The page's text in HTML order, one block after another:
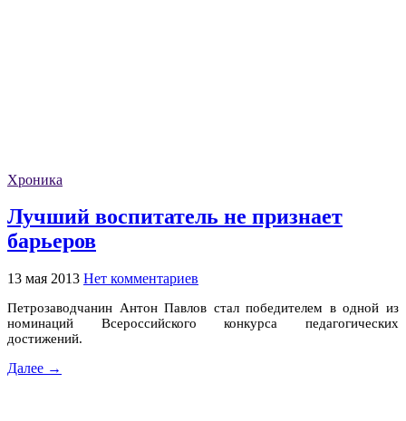
Хроника
Лучший воспитатель не признает
барьеров
13 мая 2013 Нет комментариев
Петрозаводчанин Антон Павлов стал победителем в одной из
номинаций Всероссийского конкурса педагогических
достижений.
Далее →